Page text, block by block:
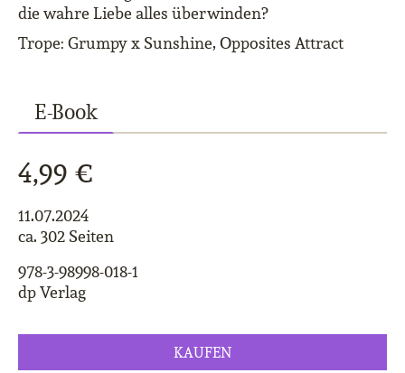
die wahre Liebe alles überwinden?
Trope: Grumpy x Sunshine, Opposites Attract
E-Book
4,99 €
11.07.2024
ca. 302 Seiten
978-3-98998-018-1
dp Verlag
KAUFEN